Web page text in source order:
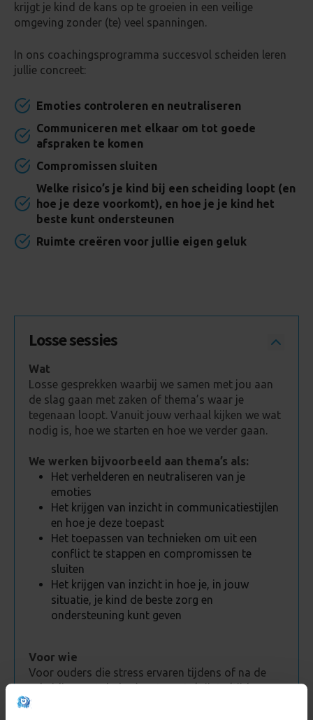
krijgt je kind de kans op te groeien in een veilige
omgeving zonder (te) veel spanningen.
In ons coachingsprogramma succesvol scheiden leren
jullie concreet:
Emoties controleren en neutraliseren
Communiceren met elkaar om tot goede
afspraken te komen
Compromissen sluiten
Welke risico’s je kind bij een scheiding loopt (en
hoe je deze voorkomt), en hoe je je kind het
beste kunt ondersteunen
Ruimte creëren voor jullie eigen geluk
Losse sessies
Wat
Losse gesprekken waarbij we samen met jou aan
de slag gaan met zaken of thema’s waar je
tegenaan loopt. Vanuit jouw verhaal kijken we wat
nodig is, hoe we starten en hoe we verder gaan.
We werken bijvoorbeeld aan thema’s als:
Het verhelderen en neutraliseren van je
emoties
Het krijgen van inzicht in communicatiestijlen
en hoe je deze toepast
Het toepassen van technieken om uit een
conflict te stappen en compromissen te
sluiten
Het krijgen van inzicht in hoe je, in jouw
situatie, je kind de beste zorg en
ondersteuning kunt geven
Voor wie
Voor ouders die stress ervaren tijdens of na de
scheiding met de (ex-)partner. Je krijgt altijd
persoonlijke begeleiding en hulp afgestemd op